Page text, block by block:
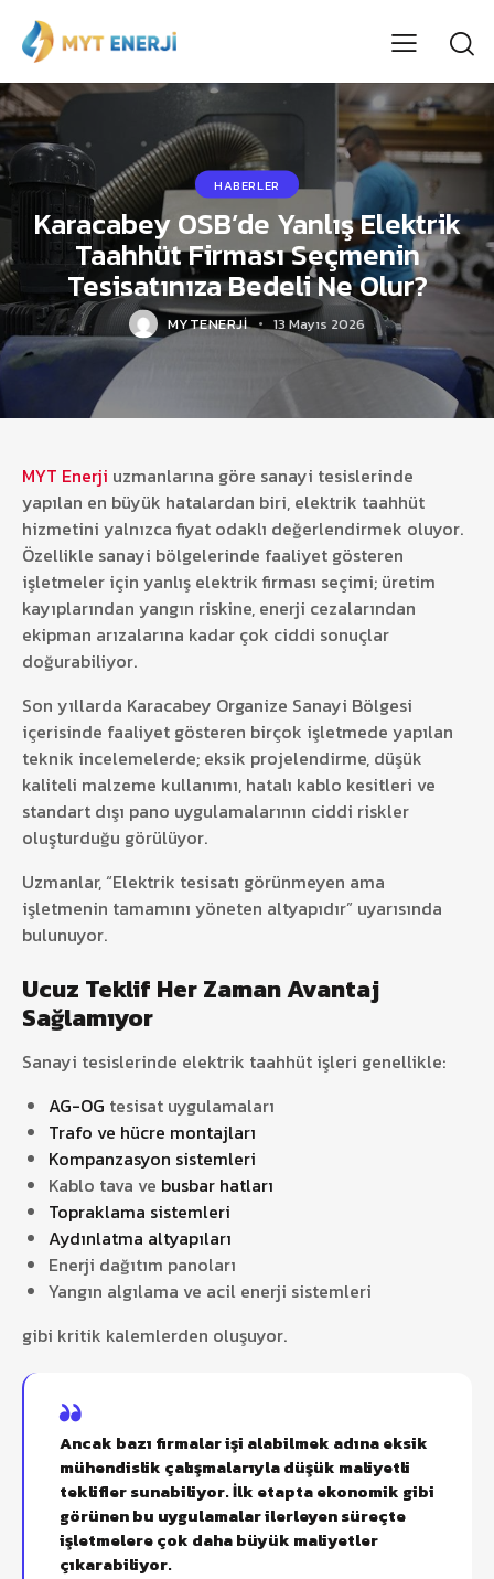
HABERLER
Karacabey OSB’de Yanlış Elektrik
Taahhüt Firması Seçmenin
Tesisatınıza Bedeli Ne Olur?
MYTENERJI 13 Mayıs 2026
MYT Enerji uzmanlarına göre sanayi tesislerinde
yapılan en büyük hatalardan biri, elektrik taahhüt
hizmetini yalnızca fiyat odaklı değerlendirmek oluyor.
Özellikle sanayi bölgelerinde faaliyet gösteren
işletmeler için yanlış elektrik firması seçimi; üretim
kayıplarından yangın riskine, enerji cezalarından
ekipman arızalarına kadar çok ciddi sonuçlar
doğurabiliyor.
Son yıllarda Karacabey Organize Sanayi Bölgesi
içerisinde faaliyet gösteren birçok işletmede yapılan
teknik incelemelerde; eksik projelendirme, düşük
kaliteli malzeme kullanımı, hatalı kablo kesitleri ve
standart dışı pano uygulamalarının ciddi riskler
oluşturduğu görülüyor.
Uzmanlar, “Elektrik tesisatı görünmeyen ama
işletmenin tamamını yöneten altyapıdır” uyarısında
bulunuyor.
Ucuz Teklif Her Zaman Avantaj
Sağlamıyor
Sanayi tesislerinde elektrik taahhüt işleri genellikle:
AG-OG tesisat uygulamaları
Trafo ve hücre montajları
Kompanzasyon sistemleri
Kablo tava ve busbar hatları
Topraklama sistemleri
Aydınlatma altyapıları
Enerji dağıtım panoları
Yangın algılama ve acil enerji sistemleri
gibi kritik kalemlerden oluşuyor.
Ancak bazı firmalar işi alabilmek adına eksik
mühendislik çalışmalarıyla düşük maliyetli
teklifler sunabiliyor. İlk etapta ekonomik gibi
görünen bu uygulamalar ilerleyen süreçte
işletmelere çok daha büyük maliyetler
çıkarabiliyor.